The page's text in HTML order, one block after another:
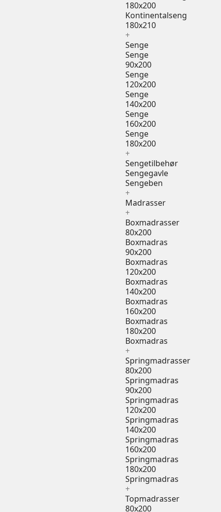
180x200
Kontinentalseng
180x210
+
Senge
Senge
90x200
Senge
120x200
Senge
140x200
Senge
160x200
Senge
180x200
+
Sengetilbehør
Sengegavle
Sengeben
+
Madrasser
+
Boxmadrasser
80x200
Boxmadras
90x200
Boxmadras
120x200
Boxmadras
140x200
Boxmadras
160x200
Boxmadras
180x200
Boxmadras
+
Springmadrasser
80x200
Springmadras
90x200
Springmadras
120x200
Springmadras
140x200
Springmadras
160x200
Springmadras
180x200
Springmadras
+
Topmadrasser
80x200